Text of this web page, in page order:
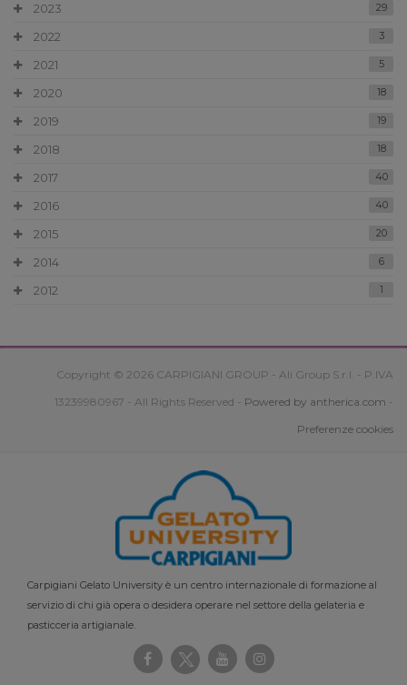
2023 29
2022 3
2021 5
2020 18
2019 19
2018 18
2017 40
2016 40
2015 20
2014 6
2012 1
Copyright © 2026 CARPIGIANI GROUP - Ali Group S.r.l. - P.IVA
13239980967 - All Rights Reserved - Powered by antherica.com -
Preferenze cookies
Carpigiani Gelato University è un centro internazionale di formazione al
servizio di chi già opera o desidera operare nel settore della gelateria e
pasticceria artigianale.